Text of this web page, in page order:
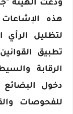
ودعت الهيئة
هذه
لتظليل الرأي
تطبيق
الرقابة
دخول البضائع
للفحوصات